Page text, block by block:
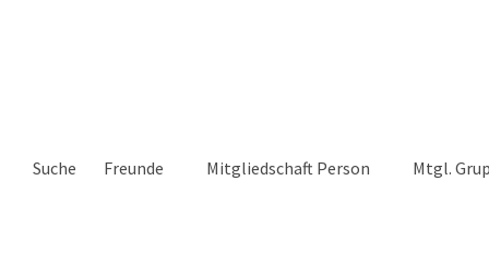
Suche Freunde Mitgliedschaft Person Mtgl.